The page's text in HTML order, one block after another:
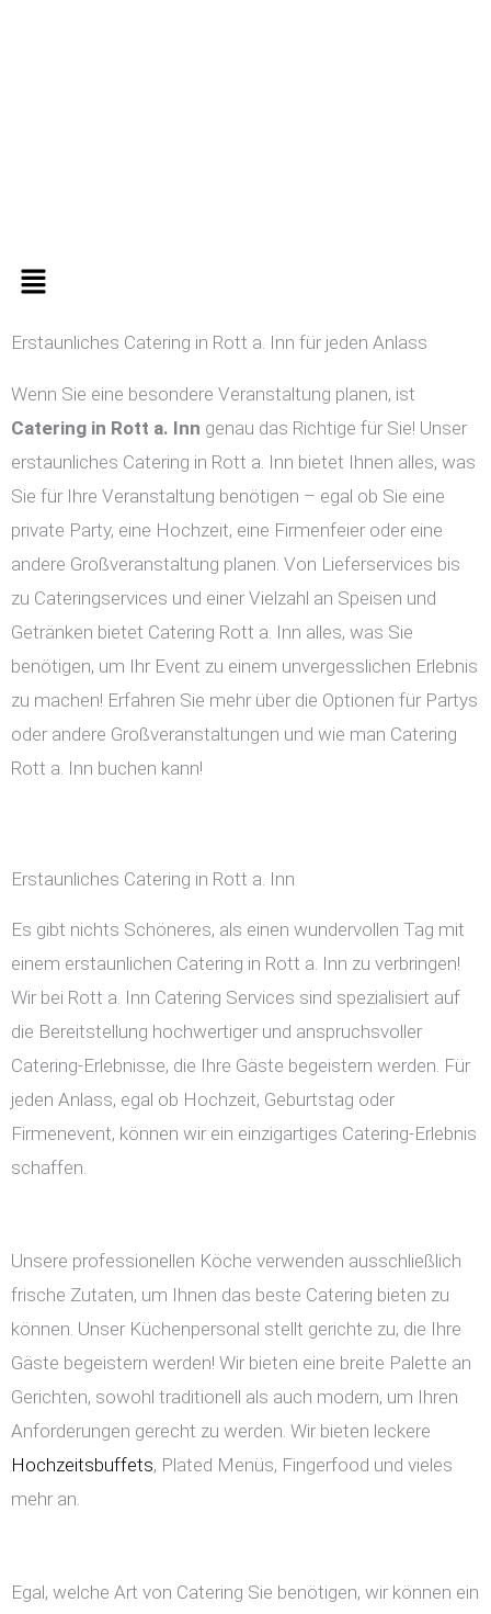
Menü
Erstaunliches Catering in Rott a. Inn für jeden Anlass
Wenn Sie eine besondere Veranstaltung planen, ist
Catering in Rott a. Inn genau das Richtige für Sie! Unser
erstaunliches Catering in Rott a. Inn bietet Ihnen alles, was
Sie für Ihre Veranstaltung benötigen – egal ob Sie eine
private Party, eine Hochzeit, eine Firmenfeier oder eine
andere Großveranstaltung planen. Von Lieferservices bis
zu Cateringservices und einer Vielzahl an Speisen und
Getränken bietet Catering Rott a. Inn alles, was Sie
benötigen, um Ihr Event zu einem unvergesslichen Erlebnis
zu machen! Erfahren Sie mehr über die Optionen für Partys
oder andere Großveranstaltungen und wie man Catering
Rott a. Inn buchen kann!
Erstaunliches Catering in Rott a. Inn
Es gibt nichts Schöneres, als einen wundervollen Tag mit
einem erstaunlichen Catering in Rott a. Inn zu verbringen!
Wir bei Rott a. Inn Catering Services sind spezialisiert auf
die Bereitstellung hochwertiger und anspruchsvoller
Catering-Erlebnisse, die Ihre Gäste begeistern werden. Für
jeden Anlass, egal ob Hochzeit, Geburtstag oder
Firmenevent, können wir ein einzigartiges Catering-Erlebnis
schaffen.
Unsere professionellen Köche verwenden ausschließlich
frische Zutaten, um Ihnen das beste Catering bieten zu
können. Unser Küchenpersonal stellt gerichte zu, die Ihre
Gäste begeistern werden! Wir bieten eine breite Palette an
Gerichten, sowohl traditionell als auch modern, um Ihren
Anforderungen gerecht zu werden. Wir bieten leckere
Hochzeitsbuffets, Plated Menüs, Fingerfood und vieles
mehr an.
Egal, welche Art von Catering Sie benötigen, wir können ein